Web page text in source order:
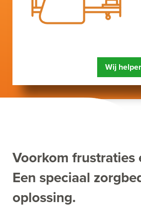
Wij
Voorkom frustraties
Een speciaal
oplossing.